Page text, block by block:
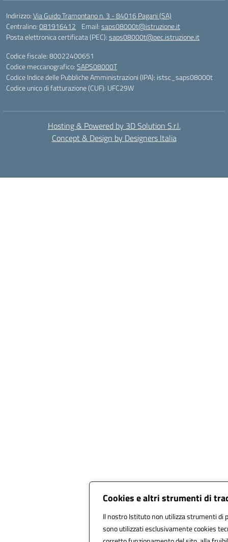
Cookies e altri strumenti di
Il nostro Istituto non utilizza strumenti di
sono utilizzati esclusivamente cookies
Indirizzo:Via Guido Tramontano n. 3 - 84016 Pagani (SA)
Centralino:081916412 Email:saps08000t@istruzione.it
Posta elettronica certificata (PEC):saps08000t@pec.istruzione.it
Codice fiscale: 80022400651
Codice meccanografico:SAPS08000T
Codice Indice delle Pubbliche Amministrazioni (IPA): istsc_saps08000t
Codice unico di fatturazione (CUF): UFC29W
Hosting & Powered by 3D Solution S.r.l.
Concept & Design by Designers Italia